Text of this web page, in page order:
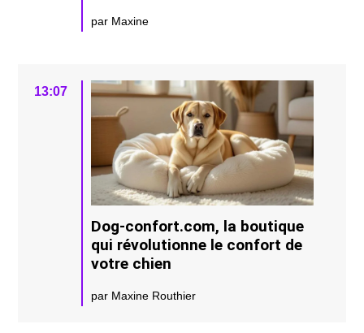
par Maxine
13:07
Dog-confort.com, la boutique
qui révolutionne le confort de
votre chien
par Maxine Routhier